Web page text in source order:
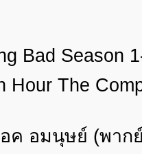
Bad Season
Hour The
ค อมนุษย์ (พาก